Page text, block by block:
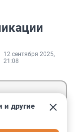
12 сентября 2025,
21:08
и другие